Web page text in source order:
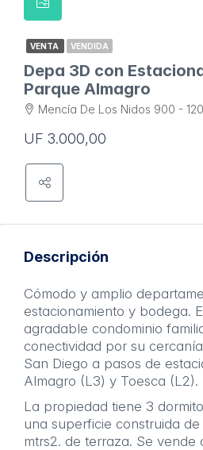
VENTA VENDIDA
Depa 3D con
Parque Almagro
Mencía De Los Nidos 900 -
UF 3.000,00
Descripción
Cómodo y amplio
estacionamiento y bodega.
agradable condominio
conectividad por su
San Diego a pasos de
Almagro (L3) y Toesca (L2).
La propiedad tiene 3
una superficie construida
mtrs2. de terraza. Se vende